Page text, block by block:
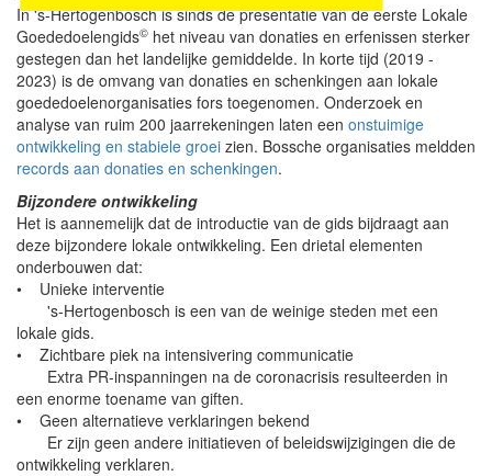
In 's-Hertogenbosch is sinds de presentatie van de eerste Lokale
Goededoelengids© het niveau van donaties en erfenissen sterker
gestegen dan het landelijke gemiddelde. In korte tijd (2019 -
2023) is de omvang van donaties en schenkingen aan lokale
goededoelenorganisaties fors toegenomen. Onderzoek en
analyse van ruim 200 jaarrekeningen laten een onstuimige
ontwikkeling en stabiele groei zien. Bossche organisaties meldden
records aan donaties en schenkingen.
Bijzondere ontwikkeling
Het is aannemelijk dat de introductie van de gids bijdraagt aan
deze bijzondere lokale ontwikkeling. Een drietal elementen
onderbouwen dat:
• Unieke interventie
's-Hertogenbosch is een van de weinige steden met een
lokale gids.
• Zichtbare piek na intensivering communicatie
Extra PR-inspanningen na de coronacrisis resulteerden in
een enorme toename van giften.
• Geen alternatieve verklaringen bekend
Er zijn geen andere initiatieven of beleidswijzigingen die de
ontwikkeling verklaren.